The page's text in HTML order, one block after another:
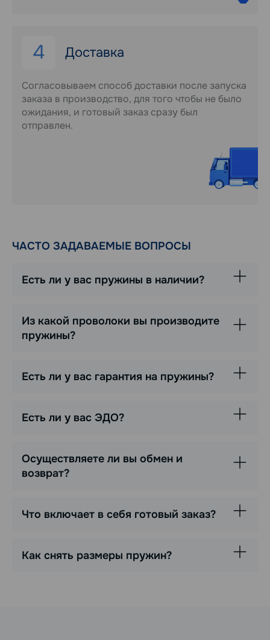
4 Доставка
Согласовываем способ доставки после запуска
заказа в производство, для того чтобы не было
ожидания, и готовый заказ сразу был
отправлен.
ЧАСТО ЗАДАВАЕМЫЕ ВОПРОСЫ
Есть ли у вас пружины в наличии?
Из какой проволоки вы производите
пружины?
Есть ли у вас гарантия на пружины?
Есть ли у вас ЭДО?
Осуществляете ли вы обмен и
возврат?
Что включает в себя готовый заказ?
Как снять размеры пружин?